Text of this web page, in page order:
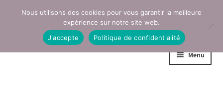
Aller
navigation
Aller
Menu
Nous utilisons des cookies pour vous garantir la meilleure
expérience sur notre site web.
J'accepte
Politique de confidentialité